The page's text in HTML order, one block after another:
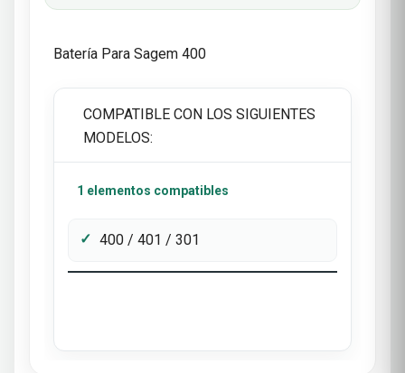
Batería Para Sagem 400
COMPATIBLE CON LOS SIGUIENTES
MODELOS:
1 elementos compatibles
400 / 401 / 301